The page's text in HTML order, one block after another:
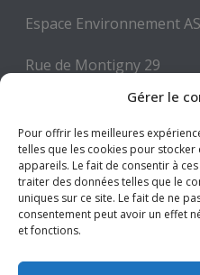
Gérer le
Pour offrir les meilleures
telles que les cookies pour
appareils. Le fait de consentir à
traiter des données telles que le
uniques sur ce site. Le fait de ne
consentement peut avoir un effet
et fonctions.
Espace Environnement
Rue de Montigny 29
6000 CHARLEROI
Tél: +32 71 300 300
Mail: info@espace-
TVA BE 0416.116.340